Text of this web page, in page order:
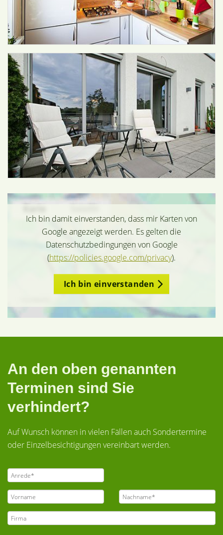
Ich bin damit einverstanden, dass mir Karten von
Google angezeigt werden. Es gelten die
Datenschutzbedingungen von Google
(https://policies.google.com/privacy).
Ich bin einverstanden
An den oben genannten
Terminen sind Sie
verhindert?
Auf Wunsch können in vielen Fällen auch Sondertermine
oder Einzelbesichtigungen vereinbart werden.